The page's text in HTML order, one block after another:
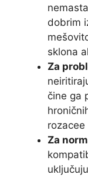
dobrim
sklona
Za
čine ga
rozacee
Za